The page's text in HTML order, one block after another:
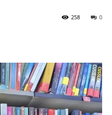
0
258